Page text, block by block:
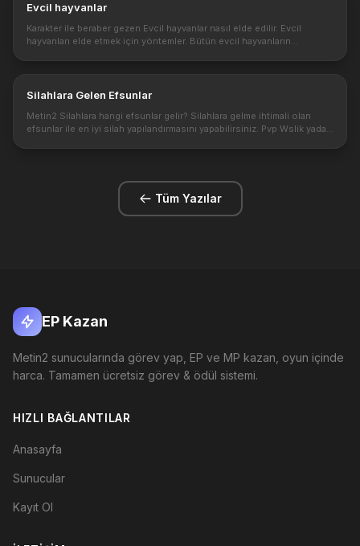
Evcil hayvanlar
Karakter ile beraber gezen Evcil hayvanlar nasıl elde edilir. Evcil
hayvanları elde etmek için yöntemler. Bütün evcil hayvanların
Silahlara Gelen Efsunlar
Metin2 Silahlara hangi efsunlar gelir? Silahlara gelme ihtimali olan
efsunlar ile en iyi silah yapılandırmasını yapabilirsiniz. Pvp Wslik yada
Tüm Yazılar
EP Kazan
Metin2 sunucularında görev yap, EP ve MP kazan, oyun içinde
harca. Tamamen ücretsiz görev & ödül sistemi.
HIZLI BAĞLANTILAR
Anasayfa
Sunucular
Kayıt Ol